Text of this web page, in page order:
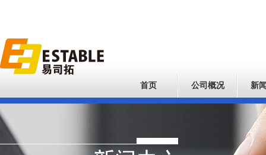
首页 公司概况 新